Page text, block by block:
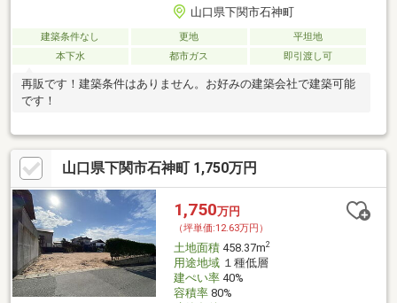
山口県下関市石神町
建築条件なし 更地
平坦地
本下水
都市ガス 即引渡し可
再販です！建築条件はありません。お好みの建築会社で建築可能
です！
山口県下関市石神町 1,750万円
1,750万円
（坪単価:12.63万円）
土地面積458.37m2
用途地域１種低層
建ぺい率40%
容積率80%